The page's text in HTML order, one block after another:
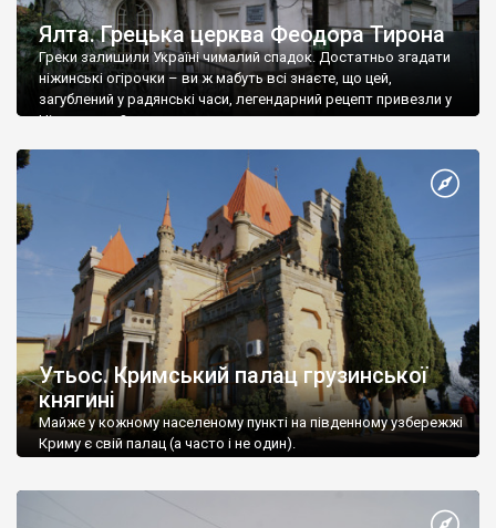
Ялта. Грецька церква Феодора Тирона
Греки залишили Україні чималий спадок. Достатньо згадати
ніжинські огірочки – ви ж мабуть всі знаєте, що цей,
загублений у радянські часи, легендарний рецепт привезли у
Ніжин греки?
Утьос. Кримський палац грузинської
княгині
Майже у кожному населеному пункті на південному узбережжі
Криму є свій палац (а часто і не один).